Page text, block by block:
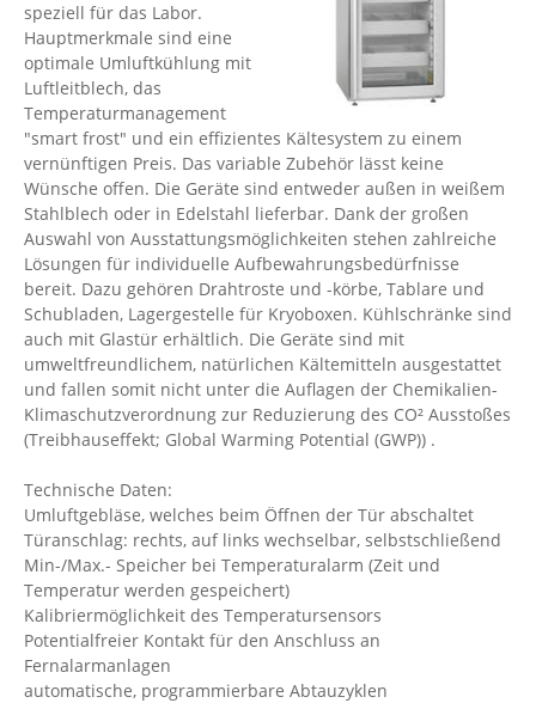
speziell für das Labor.
Hauptmerkmale sind eine
optimale Umluftkühlung mit
Luftleitblech, das
Temperaturmanagement
"smart frost" und ein effizientes Kältesystem zu einem
vernünftigen Preis. Das variable Zubehör lässt keine
Wünsche offen. Die Geräte sind entweder außen in weißem
Stahlblech oder in Edelstahl lieferbar. Dank der großen
Auswahl von Ausstattungsmöglichkeiten stehen zahlreiche
Lösungen für individuelle Aufbewahrungsbedürfnisse
bereit. Dazu gehören Drahtroste und -körbe, Tablare und
Schubladen, Lagergestelle für Kryoboxen. Kühlschränke sind
auch mit Glastür erhältlich. Die Geräte sind mit
umweltfreundlichem, natürlichen Kältemitteln ausgestattet
und fallen somit nicht unter die Auflagen der Chemikalien-
Klimaschutzverordnung zur Reduzierung des CO² Ausstoßes
(Treibhauseffekt; Global Warming Potential (GWP)) .
Technische Daten:
Umluftgebläse, welches beim Öffnen der Tür abschaltet
Türanschlag: rechts, auf links wechselbar, selbstschließend
Min-/Max.- Speicher bei Temperaturalarm (Zeit und
Temperatur werden gespeichert)
Kalibriermöglichkeit des Temperatursensors
Potentialfreier Kontakt für den Anschluss an
Fernalarmanlagen
automatische, programmierbare Abtauzyklen